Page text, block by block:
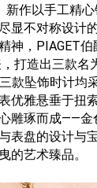
作以手工精
显不对称设计
神，PIAGET
打造出三款名
款坠饰时计均
优雅悬垂于扭
雕琢而成——金
表盘的设计与
的艺术臻品。